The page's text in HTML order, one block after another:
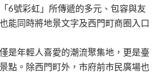
6號彩虹」所傳遞的多元、包容與友
能同時將地景文字及西門町商圈入口
是年輕人喜愛的潮流聚集地，更是臺
點。除西門町外，市府前市民廣場也